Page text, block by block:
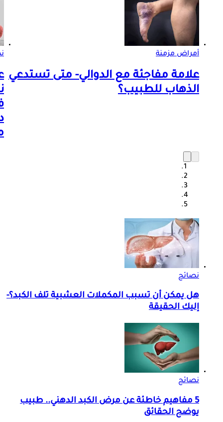
أمراض مزمنة
علامة مفاجئة مع الدوالي- متى تستدعي
الذهاب للطبيب؟
نصائح
هل يمكن أن تسبب المكملات العشبية تلف الكبد؟-
إليك الحقيقة
نصائح
5 مفاهيم خاطئة عن مرض الكبد الدهني.. طبيب
يوضح الحقائق